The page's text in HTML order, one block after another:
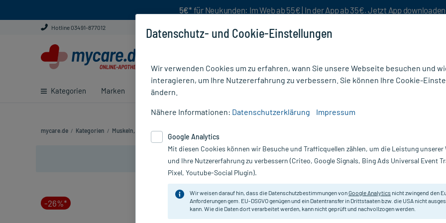
5€* für Neukunden: Im Web ab 55€ | In der App ab 35€. Jetzt App downloaden
Hotline 03491-877012
Kategorien Marken Ratgeber
mycare.de / Kategorien / Muskeln, Knochen & Gelenke
Nur für kurze Zeit:Gratis-Versand* ab 19€ Mindestbestellwert!
-26%*
Erfahrungen &
Magnesium
Datenschutz- und Cookie-Einstellungen
Wir verwenden Cookies um zu erfahren, wann Sie unsere Webseite besuchen und
interagieren, um Ihre Nutzererfahrung zu verbessern. Sie können Ihre Cookie-
ändern.
Nähere Informationen: Datenschutzerklärung Impressum
Google Analytics
Mit diesen Cookies können wir Besuche und Trafficquellen zählen, um die Leistung unserer
und Ihre Nutzererfahrung zu verbessern (Criteo, Google Signals, Bing Ads Universal Event
Pixel, Youtube-Social Plugin).
Wir weisen darauf hin, dass die Datenschutzbestimmungen vonGoogle Analytics nicht zwingend den
Anforderungen gem. EU-DSGVO genügen und ein Datentransfer in Drittstaaten bzw. die USA nicht
kann. Wie die Daten dort verarbeitet werden, kann nicht geprüft und nachvollzogen werden.